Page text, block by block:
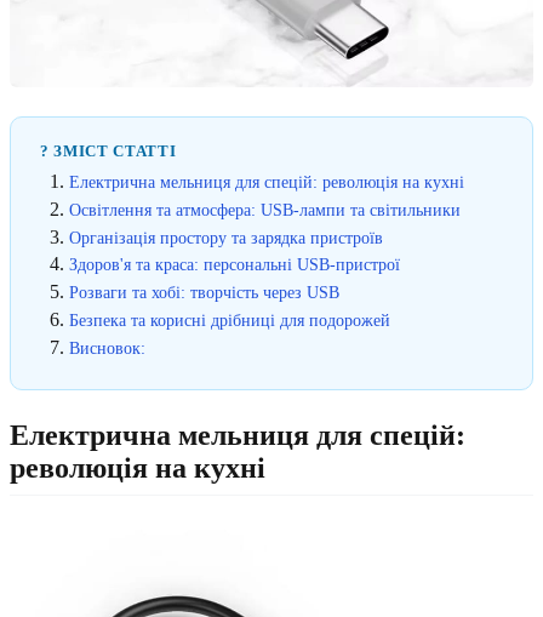
? ЗМІСТ СТАТТІ
Електрична мельниця для спецій: революція на кухні
Освітлення та атмосфера: USB-лампи та світильники
Організація простору та зарядка пристроїв
Здоров'я та краса: персональні USB-пристрої
Розваги та хобі: творчість через USB
Безпека та корисні дрібниці для подорожей
Висновок:
Електрична мельниця для спецій:
революція на кухні